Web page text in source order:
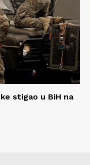
stigao u BiH na